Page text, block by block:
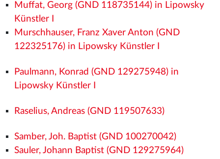
Muffat, Georg (GND 118735144) in Lipowsky
Künstler I
Murschhauser, Franz Xaver Anton (GND
122325176) in Lipowsky Künstler I
Paulmann, Konrad (GND 129275948) in
Lipowsky Künstler I
Raselius, Andreas (GND 119507633)
Samber, Joh. Baptist (GND 100270042)
Sauler, Johann Baptist (GND 129275964)